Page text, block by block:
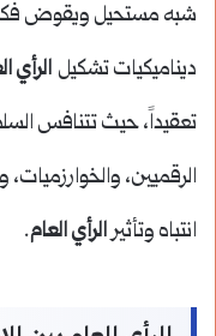
شبه مستحيل ويقوض
ديناميكيات تشكيل الرأي
تعقيداً، حيث تتنافس
الرقميين،
انتباه وتأثيرالرأي العام.